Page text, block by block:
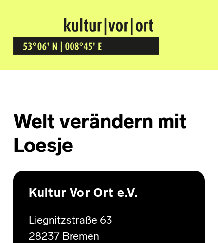
Kultur Vor Ort
BREMEN GRÖPELINGEN
Welt verändern mit
Loesje
Skip back to main navigation
Kultur Vor Ort e.V.
Liegnitzstraße 63
28237 Bremen